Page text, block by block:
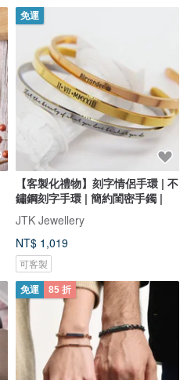
免運
【客製化禮物】刻字情侶手環 | 不
鏽鋼刻字手環 | 簡約閨密手鐲 |
JTK Jewellery
NT$ 1,019
可客製
免運 85 折